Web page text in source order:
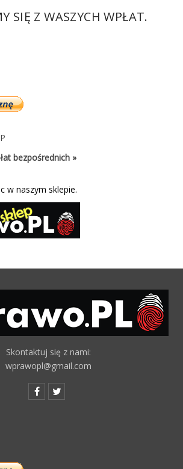
SIĘ Z WASZYCH WPŁAT.
bezpośrednich »
w naszym sklepie.
Skontaktuj się z nami:
wprawopl@gmail.com